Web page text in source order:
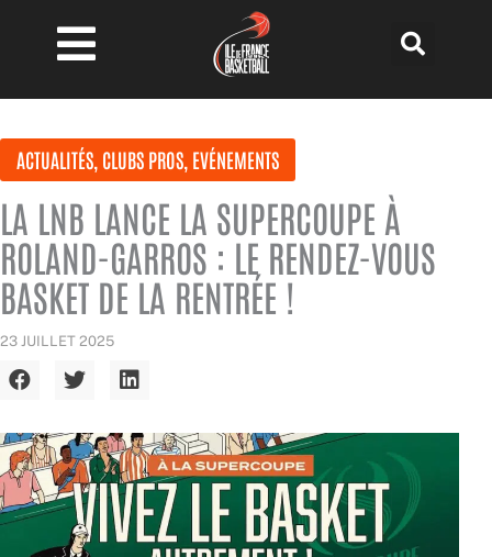
contenu
ACTUALITÉS, CLUBS PROS, EVÉNEMENTS
LA LNB LANCE LA SUPERCOUPE À
ROLAND-GARROS : LE RENDEZ-VOUS
BASKET DE LA RENTRÉE !
23 JUILLET 2025